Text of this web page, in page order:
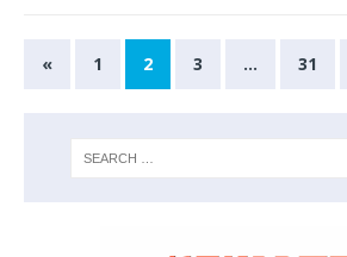
« 1 2 3 … 31